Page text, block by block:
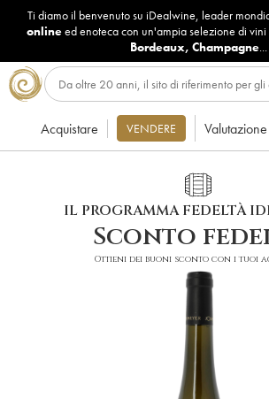
Ti diamo il benvenuto su iDealwine, leader
onlineed enoteca con un'ampia selezione di vini
Bordeaux, Champagne...
Acquistare VENDERE Valutazione
IL PROGRAMMA FEDELTÀ
Sconto
Ottieni dei buoni sconto con i tuoi